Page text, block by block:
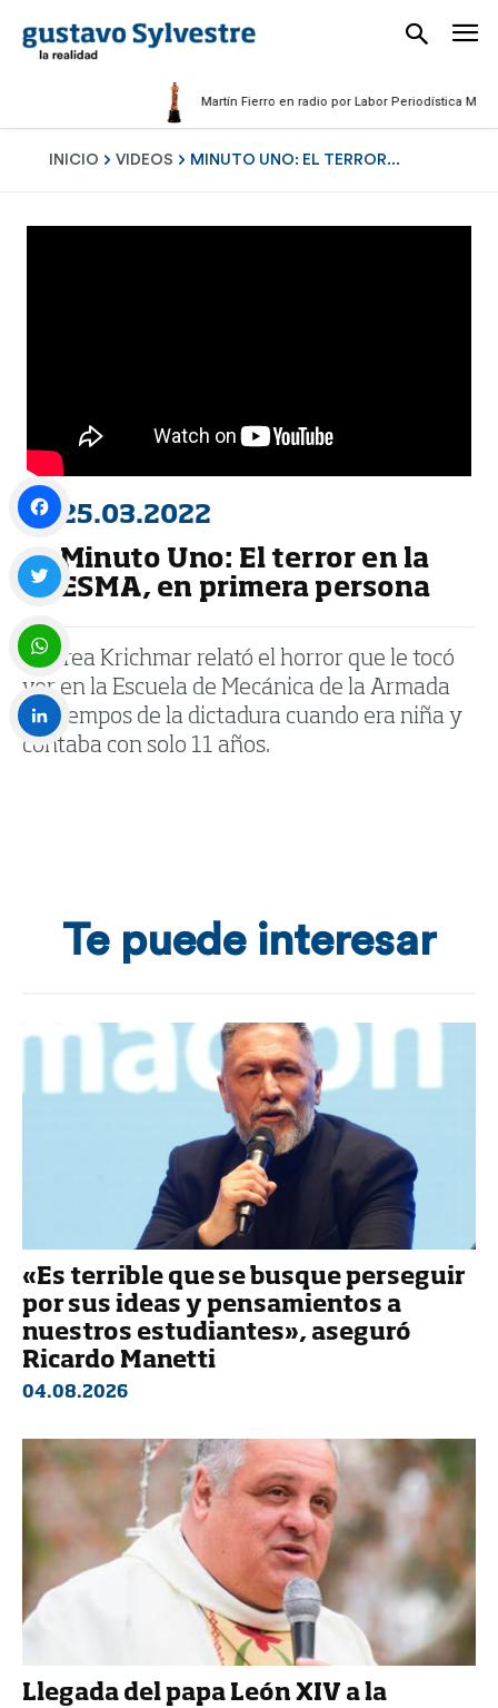
Martín Fierro en radio por Labor Periodística
INICIO VIDEOS MINUTO UNO: EL TERROR...
25.03.2022
Minuto Uno: El terror en la
ESMA, en primera persona
Andrea Krichmar relató el horror que le tocó
ver en la Escuela de Mecánica de la Armada
en tiempos de la dictadura cuando era niña y
contaba con solo 11 años.
Te puede interesar
«Es terrible que se busque perseguir
por sus ideas y pensamientos a
nuestros estudiantes», aseguró
Ricardo Manetti
04.08.2026
Llegada del papa León XIV a la
Facebook
Twitter
WhatsApp